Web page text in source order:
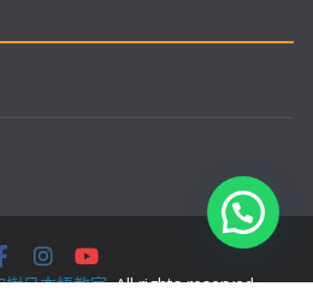
樹日本語教室. All rights reserved.